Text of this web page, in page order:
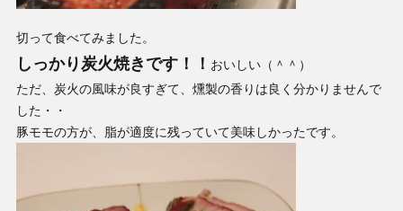
切って食べてみました。
しっかり炭火焼きです！！ おいしい（＾＾）
ただ、炭火の風味が良すぎて、燻製の香りは良く分かりませんで
した・・
豚モモの方が、脂が適度に残っていて美味しかったです。